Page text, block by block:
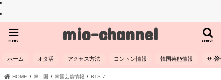
"
"
mio-channel search
menu
ホーム オタ活 アクセス方法 ヨントン情報 韓国芸能情報 サイ
HOME 韓 国 韓国芸能情報
BTS